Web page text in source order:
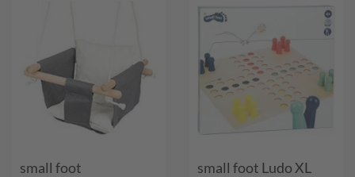
small foot
small foot Ludo XL